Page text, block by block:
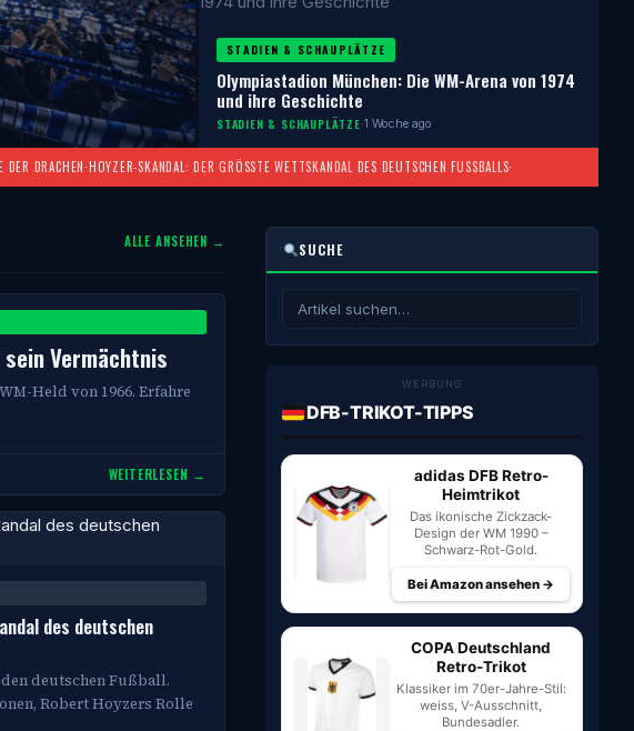
STADIEN & SCHAUPLÄTZE
Olympiastadion München: Die WM-Arena von 1974
und ihre Geschichte
STADIEN & SCHAUPLÄTZE·1 Woche ago
DER DRACHEN·HOYZER-SKANDAL: DER GRÖSSTE WETTSKANDAL DES DEUTSCHEN FUSSBALLS ·
ALLE ANSEHEN →
Vermächtnis
Held von 1966. Erfahre
WEITERLESEN →
des deutschen
deutschen Fußball.
Robert Hoyzers Rolle
SUCHE
WERBUNG
DFB-TRIKOT-TIPPS
adidas DFB Retro-
Heimtrikot
Das ikonische Zickzack-
Design der WM 1990 –
Schwarz-Rot-Gold.
Bei Amazon ansehen →
COPA Deutschland
Retro-Trikot
Klassiker im 70er-Jahre-Stil:
weiss, V-Ausschnitt,
Bundesadler.